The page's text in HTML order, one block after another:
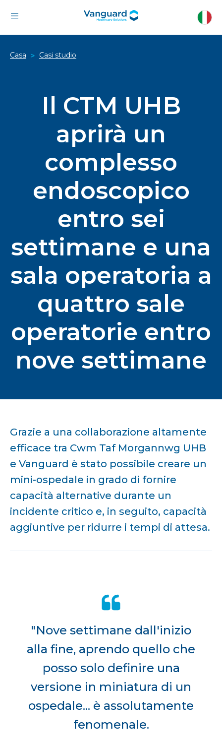
Casa > Casi studio
Il CTM UHB
aprirà un
complesso
endoscopico
entro sei
settimane e una
sala operatoria a
quattro sale
operatorie entro
nove settimane
Grazie a una collaborazione altamente
efficace tra Cwm Taf Morgannwg UHB
e Vanguard è stato possibile creare un
mini-ospedale in grado di fornire
capacità alternative durante un
incidente critico e, in seguito, capacità
aggiuntive per ridurre i tempi di attesa.
"Nove settimane dall'inizio
alla fine, aprendo quello che
posso solo definire una
versione in miniatura di un
ospedale... è assolutamente
fenomenale.